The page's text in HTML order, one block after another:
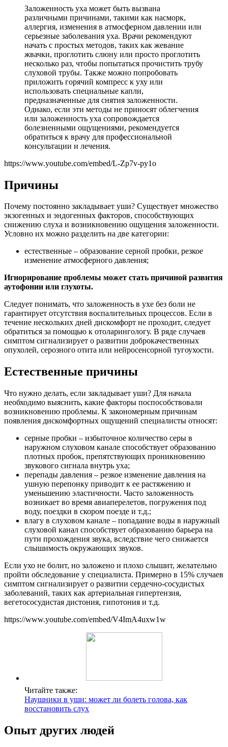
Заложенность уха может быть вызвана
различными причинами, такими как насморк,
аллергия, изменения в атмосферном давлении или
серьезные заболевания уха. Врачи рекомендуют
начать с простых методов, таких как жевание
жвачки, проглотить слюну или просто проглотить
несколько раз, чтобы попытаться прочистить трубу
слуховой трубы. Также можно попробовать
приложить горячий компресс к уху или
использовать специальные капли,
предназначенные для снятия заложенности.
Однако, если эти методы не приносят облегчения
или заложенность уха сопровождается
болезненными ощущениями, рекомендуется
обратиться к врачу для профессиональной
консультации и лечения.
https://www.youtube.com/embed/L-Zp7v-py1o
Причины
Почему постоянно закладывает уши? Существует множество
экзогенных и эндогенных факторов, способствующих
снижению слуха и возникновению ощущения заложенности.
Условно их можно разделить на две категории:
естественные – образование серной пробки, резкое
изменение атмосферного давления;
Игнорирование проблемы может стать причиной развития
аутофонии или глухоты.
Следует понимать, что заложенность в ухе без боли не
гарантирует отсутствия воспалительных процессов. Если в
течение нескольких дней дискомфорт не проходит, следует
обратиться за помощью к отоларингологу. В ряде случаев
симптом сигнализирует о развитии доброкачественных
опухолей, серозного отита или нейросенсорной тугоухости.
Естественные причины
Что нужно делать, если закладывает уши? Для начала
необходимо выяснить, какие факторы поспособствовали
возникновению проблемы. К закономерным причинам
появления дискомфортных ощущений специалисты относят:
серные пробки – избыточное количество серы в
наружном слуховом канале способствует образованию
плотных пробок, препятствующих проникновению
звукового сигнала внутрь уха;
перепады давления – резкое изменение давления на
ушную перепонку приводит к ее растяжению и
уменьшению эластичности. Часто заложенность
возникает во время авиаперелетов, погружения под
воду, поездки в скором поезде и т.д.;
влагу в слуховом канале – попадание воды в наружный
слуховой канал способствует образованию барьера на
пути прохождения звука, вследствие чего снижается
слышимость окружающих звуков.
Если ухо не болит, но заложено и плохо слышит, желательно
пройти обследование у специалиста. Примерно в 15% случаев
симптом сигнализирует о развитии сердечно-сосудистых
заболеваний, таких как артериальная гипертензия,
вегетососудистая дистония, гипотония и т.д.
https://www.youtube.com/embed/V4ImA4uxw1w
Читайте также:
Наушники в уши: может ли болеть голова, как
восстановить слух
Опыт других людей